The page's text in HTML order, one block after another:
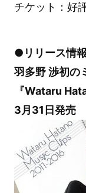
チケット：好
●リリース情報
羽多野 渉初の
『Wataru
3月31日発売